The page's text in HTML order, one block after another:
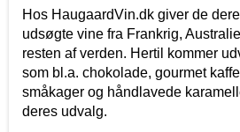
Hos HaugaardVin.dk giver de
udsøgte vine fra Frankrig,
resten af verden. Hertil kommer
som bl.a. chokolade, gourmet
småkager og håndlavede
deres udvalg.